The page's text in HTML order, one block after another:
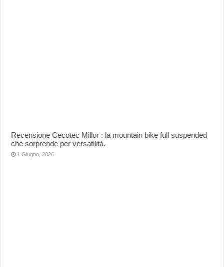
Recensione Cecotec Millor : la mountain bike full suspended
che sorprende per versatilità.
1 Giugno, 2026